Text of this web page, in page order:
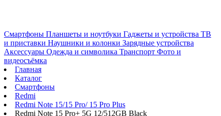
Смартфоны Планшеты и ноутбуки Гаджеты и устройства ТВ
и приставки Наушники и колонки Зарядные устройства
Аксессуары Одежда и символика Транспорт Фото и
видеосъёмка
Главная
Каталог
Смартфоны
Redmi
Redmi Note 15/15 Pro/ 15 Pro Plus
Redmi Note 15 Pro+ 5G 12/512GB Black